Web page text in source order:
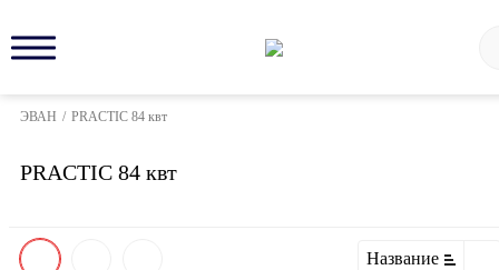
ЭВАН / PRACTIC 84 квт
PRACTIC 84 квт
Название